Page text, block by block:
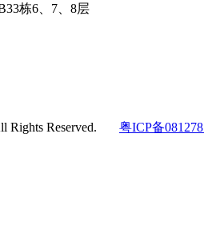
栋6、7、8层
Rights Reserved. 粤ICP备